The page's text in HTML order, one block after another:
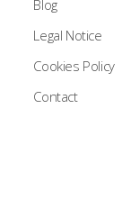
Blog
Legal Notice
Cookies Policy
Contact